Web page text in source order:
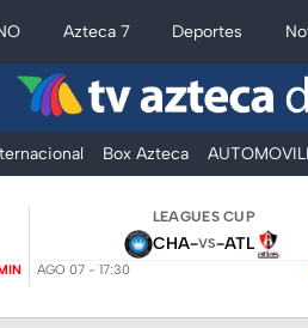
Azteca 7 Deportes
Box Azteca
LEAGUES CUP
CHA-VS-ATL
AGO 07 - 17:30